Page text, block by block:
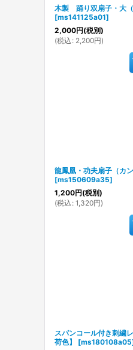
木製 踊り双扇子・大
[ms141125a01]
2,000円(税別)
(税込 : 2,200円)
龍鳳凰・功夫扇子（カ
[ms150609a35]
1,200円(税別)
(税込 : 1,320円)
スパンコール付き刺繍
荷色】
[ms180108a05